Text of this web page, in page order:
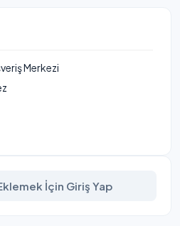
Merkezi
İçin Giriş Yap